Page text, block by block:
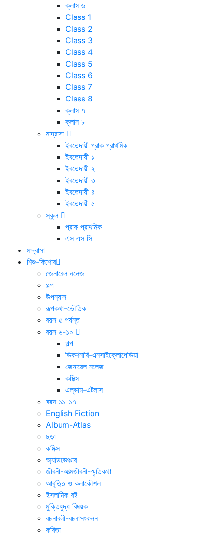
ক্লাস ৬
Class 1
Class 2
Class 3
Class 4
Class 5
Class 6
Class 7
Class 8
ক্লাস ৭
ক্লাস ৮
মাদ্রাসা
ইবতেদায়ী প্রাক প্রাথমিক
ইবতেদায়ী ১
ইবতেদায়ী ২
ইবতেদায়ী ৩
ইবতেদায়ী ৪
ইবতেদায়ী ৫
স্কুল
প্রাক প্রাথমিক
এস এস সি
মাদ্রাসা
শিশু-কিশোর
জেনারেল নলেজ
গল্প
উপন্যাস
রূপকথা-ভৌতিক
বয়স ৫ পর্যন্ত
বয়স ৬-১০
গল্প
ডিকশনারি-এনসাইক্লোপেডিয়া
জেনারেল নলেজ
কমিক্স
এল্ভাম-এটলাস
বয়স ১১-১৭
English Fiction
Album-Atlas
ছড়া
কমিক্স
অ্যাডভেঞ্চার
জীবনী-আত্মজীবনী-স্মৃতিকথা
আবৃত্তি ও কলাকৌশল
ইসলামিক বই
মুক্তিযুদ্ধ বিষয়ক
রচনাবলী-রচনাসংকলন
কবিতা